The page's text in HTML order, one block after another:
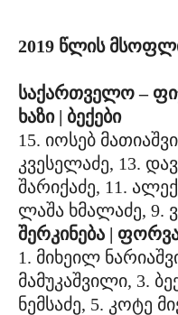
2019 წლის
საქართველო –
ხაზი | ბექები
15. იოსებ
კვესელაძე, 13.
შარიქაძე, 11.
ლაშა ხმალაძე, 9.
შერკინება |
1. მიხეილ
მამუკაშვილი, 3.
ნემსაძე, 5. კოტე